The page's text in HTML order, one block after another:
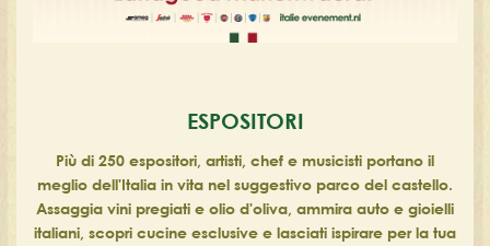
ESPOSITORI
Più di 250 espositori, artisti, chef e musicisti portano il
meglio dell'Italia in vita nel suggestivo parco del castello.
Assaggia vini pregiati e olio d'oliva, ammira auto e gioielli
italiani, scopri cucine esclusive e lasciati ispirare per la tua